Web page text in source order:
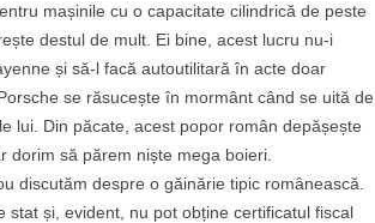
mașinile cu o capacitate cilindrică de peste
destul de mult. Ei bine, acest lucru nu-i
și să-l facă autoutilitară în acte doar
se răsucește în mormânt când se uită de
lui. Din păcate, acest popor român depășește
dorim să părem niște mega boieri.
discutăm despre o găinărie tipic românească.
și, evident, nu pot obține certificatul fiscal